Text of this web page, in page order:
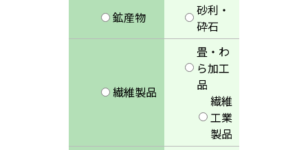
鉱産物
砂利・
砕石
繊維製品
畳・わ
ら加工
品
繊維
工業
製品